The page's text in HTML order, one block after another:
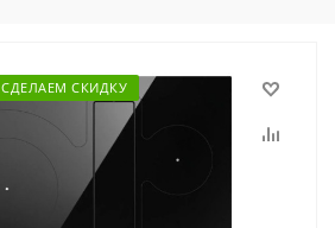
СДЕЛАЕМ СКИДКУ